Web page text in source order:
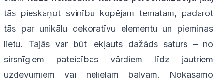
tās pieskaņot svinību kopējam tematam, padarot
tās par unikālu dekoratīvu elementu un piemiņas
lietu. Tajās var būt iekļauts dažāds saturs – no
sirsnīgiem pateicības vārdiem līdz jautriem
uzdevumiem vai nelielām balvām. Nokasāmo